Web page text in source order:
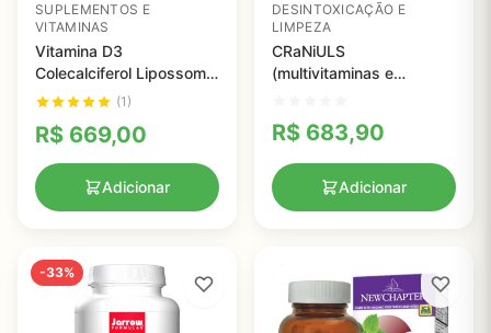
SUPLEMENTOS E
VITAMINAS
Vitamina D3
Colecalciferol Lipossomal
5000 UI, UpNourish, 365
(1)
R$ 669,00
Adicionar
DESINTOXICAÇÃO E
LIMPEZA
CRaNiULS
(multivitaminas e
R$ 683,90
Adicionar
-33%